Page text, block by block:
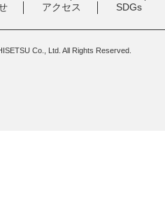
アクセス SDGs
Co., Ltd. All Rights Reserved.